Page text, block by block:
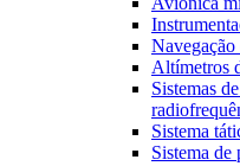
Altímetros
Sistemas
Sistema
Sistema de